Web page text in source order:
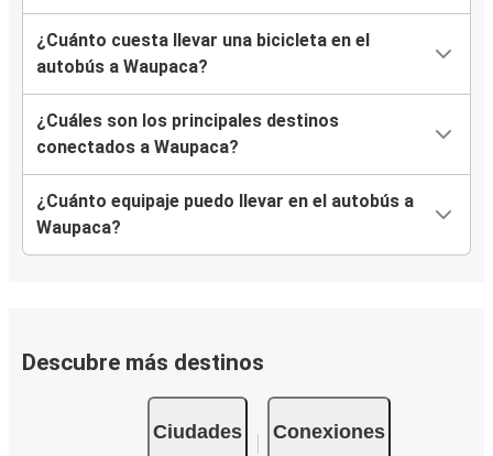
¿Cuánto cuesta llevar una bicicleta en el
autobús a Waupaca?
¿Cuáles son los principales destinos
conectados a Waupaca?
¿Cuánto equipaje puedo llevar en el autobús a
Waupaca?
Descubre más destinos
Ciudades Conexiones